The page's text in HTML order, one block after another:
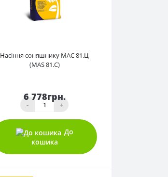
Насіння соняшнику МАС 81.Ц
(MAS 81.C)
6 778грн.
- +
До
кошика